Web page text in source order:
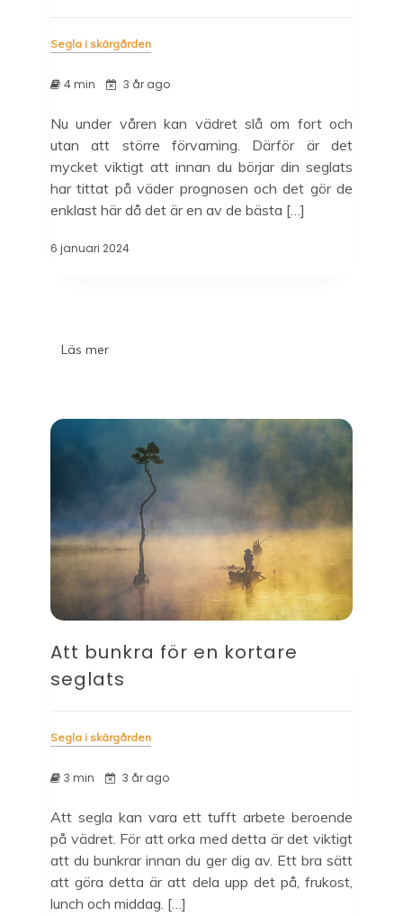
Segla i skärgården
4 min 3 år ago
Nu under våren kan vädret slå om fort och
utan att större förvarning. Därför är det
mycket viktigt att innan du börjar din seglats
har tittat på väder prognosen och det gör de
enklast här då det är en av de bästa […]
6 januari 2024
Läs mer
Att bunkra för en kortare
seglats
Segla i skärgården
3 min 3 år ago
Att segla kan vara ett tufft arbete beroende
på vädret. För att orka med detta är det viktigt
att du bunkrar innan du ger dig av. Ett bra sätt
att göra detta är att dela upp det på, frukost,
lunch och middag. […]